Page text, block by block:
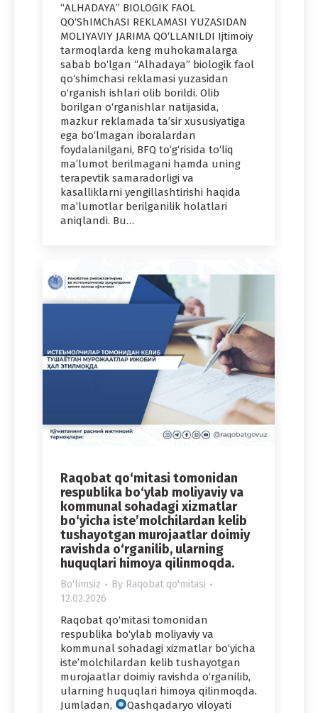
“ALHADAYA” BIOLOGIK FAOL
QO‘ShIMChASI REKLAMASI YUZASIDAN
MOLIYAVIY JARIMA QO‘LLANILDI Ijtimoiy
tarmoqlarda keng muhokamalarga
sabab bo‘lgan “Alhadaya” biologik faol
qo‘shimchasi reklamasi yuzasidan
o‘rganish ishlari olib borildi. Olib
borilgan o‘rganishlar natijasida,
mazkur reklamada ta’sir xususiyatiga
ega bo‘lmagan iboralardan
foydalanilgani, BFQ to‘g‘risida to‘liq
ma’lumot berilmagani hamda uning
terapevtik samaradorligi va
kasalliklarni yengillashtirishi haqida
ma’lumotlar berilganilik holatlari
aniqlandi. Bu…
Raqobat qo‘mitasi tomonidan
respublika bo‘ylab moliyaviy va
kommunal sohadagi xizmatlar
bo‘yicha iste’molchilardan kelib
tushayotgan murojaatlar doimiy
ravishda o‘rganilib, ularning
huquqlari himoya qilinmoqda.
Bo'limsiz By Raqobat qo'mitasi
12.02.2026
Raqobat qo‘mitasi tomonidan
respublika bo‘ylab moliyaviy va
kommunal sohadagi xizmatlar bo‘yicha
iste’molchilardan kelib tushayotgan
murojaatlar doimiy ravishda o‘rganilib,
ularning huquqlari himoya qilinmoqda.
Jumladan,
Qashqadaryo viloyati